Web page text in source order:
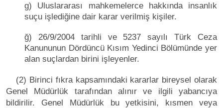
g) Uluslararası mahkemelerce hakkında insanlık
suçu işlediğine dair karar verilmiş kişiler.
ğ) 26/9/2004 tarihli ve 5237 sayılı Türk Ceza
Kanununun Dördüncü Kısım Yedinci Bölümünde yer
alan suçlardan birini işleyenler.
(2) Birinci fıkra kapsamındaki kararlar bireysel olarak
Genel Müdürlük tarafından alınır ve ilgili yabancıya
bildirilir. Genel Müdürlük bu yetkisini, kısmen veya